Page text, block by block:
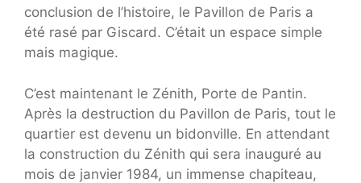
conclusion de l’histoire, le Pavillon de Paris a
été rasé par Giscard. C’était un espace simple
mais magique.
C’est maintenant le Zénith, Porte de Pantin.
Après la destruction du Pavillon de Paris, tout le
quartier est devenu un bidonville. En attendant
la construction du Zénith qui sera inauguré au
mois de janvier 1984, un immense chapiteau,